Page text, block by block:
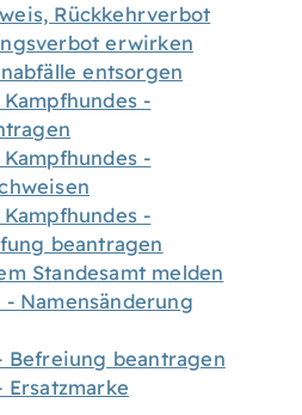
Rückkehrverbot
erwirken
entsorgen
-
-
-
beantragen
Standesamt melden
Namensänderung
Befreiung beantragen
Ersatzmarke